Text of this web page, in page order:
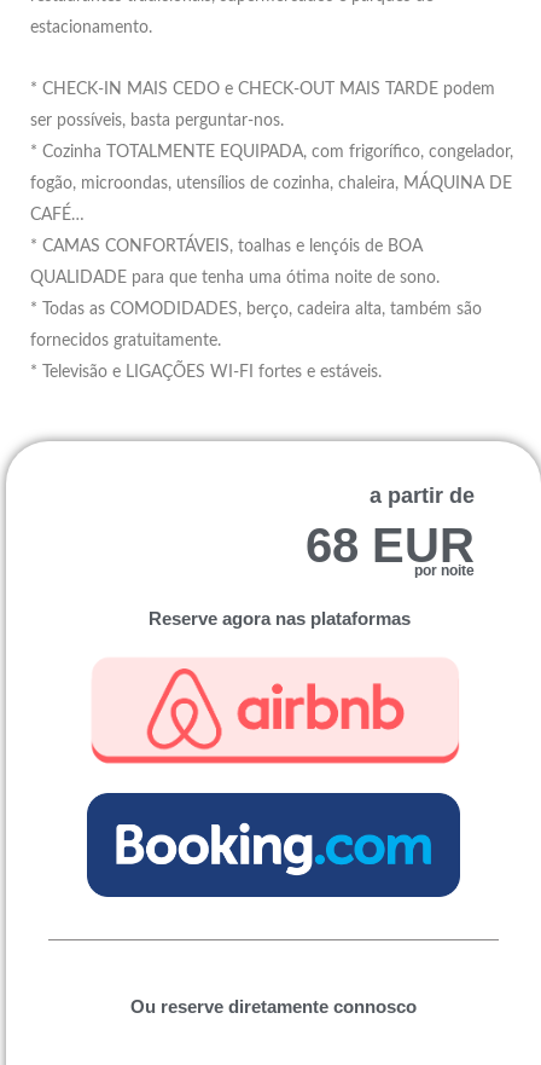
estacionamento.
* CHECK-IN MAIS CEDO e CHECK-OUT MAIS TARDE podem
ser possíveis, basta perguntar-nos.
* Cozinha TOTALMENTE EQUIPADA, com frigorífico, congelador,
fogão, microondas, utensílios de cozinha, chaleira, MÁQUINA DE
CAFÉ…
* CAMAS CONFORTÁVEIS, toalhas e lençóis de BOA
QUALIDADE para que tenha uma ótima noite de sono.
* Todas as COMODIDADES, berço, cadeira alta, também são
fornecidos gratuitamente.
* Televisão e LIGAÇÕES WI-FI fortes e estáveis.
a partir de
68 EUR
por noite
Reserve agora nas plataformas
Ou reserve diretamente connosco